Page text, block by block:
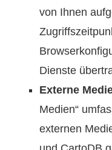
von Ihnen
Dienste
Externe
Medien“
externen